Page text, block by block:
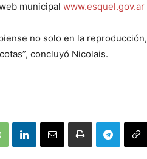
municipal www.esquel.gov.ar
no solo en la
concluyó Nicolais.